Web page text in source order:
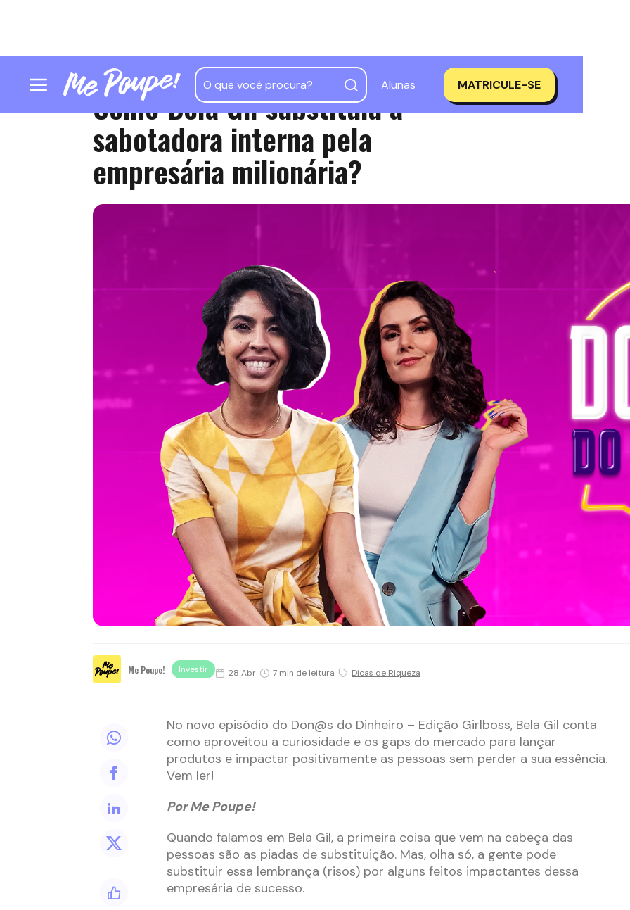
Alunas MATRICULE-SE
Como Bela Gil substituiu a
sabotadora interna pela
empresária milionária?
Me Poupe! Investir 28 Abr 7 min de leitura Dicas de Riqueza
No novo episódio do Don@s do Dinheiro – Edição Girlboss, Bela Gil conta
como aproveitou a curiosidade e os gaps do mercado para lançar
produtos e impactar positivamente as pessoas sem perder a sua essência.
Vem ler!
Por Me Poupe!
Quando falamos em Bela Gil, a primeira coisa que vem na cabeça das
pessoas são as piadas de substituição. Mas, olha só, a gente pode
substituir essa lembrança (risos) por alguns feitos impactantes dessa
empresária de sucesso.